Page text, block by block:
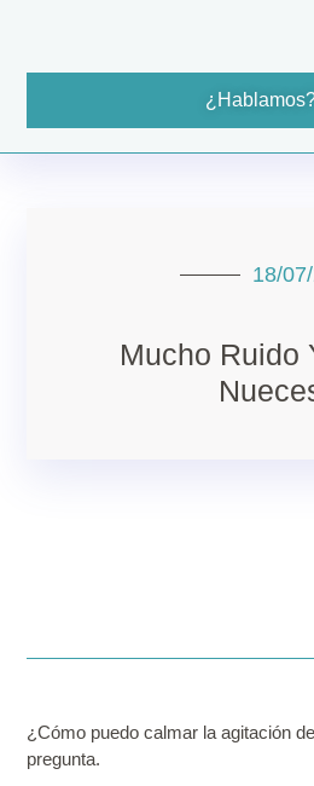
18/
Mucho Ruido
¿Cómo puedo calmar la agitación
pregunta.